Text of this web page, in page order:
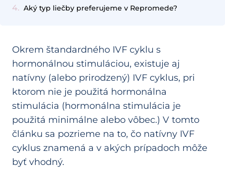
Aký typ liečby preferujeme v Repromede?
Okrem štandardného IVF cyklu s
hormonálnou stimuláciou, existuje aj
natívny (alebo prirodzený) IVF cyklus, pri
ktorom nie je použitá hormonálna
stimulácia (hormonálna stimulácia je
použitá minimálne alebo vôbec.) V tomto
článku sa pozrieme na to, čo natívny IVF
cyklus znamená a v akých prípadoch môže
byť vhodný.